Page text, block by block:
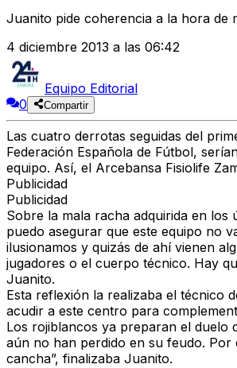
Juanito pide coherencia a la hora de
4 diciembre 2013 a las 06:42
Equipo Editorial
0
Compartir
Las cuatro derrotas seguidas del
Federación Española de Fútbol,
equipo. Así, el Arcebansa Fisiolife
Publicidad
Publicidad
Sobre la mala racha adquirida en
puedo asegurar que este equipo no
ilusionamos y quizás de ahí vienen
jugadores o el cuerpo técnico. Hay
Juanito.
Esta reflexión la realizaba el técnico
acudir a este centro para
Los rojiblancos ya preparan el duelo
aún no han perdido en su feudo.
cancha”, finalizaba Juanito.